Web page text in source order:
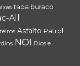
tapa buraco
All
Asfalto Patrol
NOI Rios e